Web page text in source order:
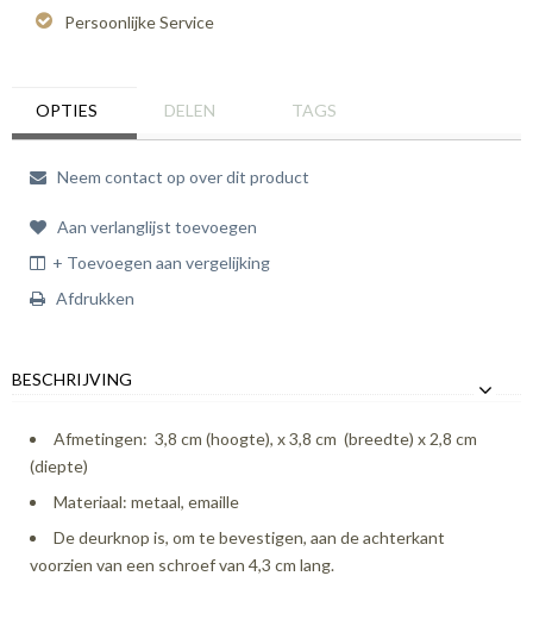
Persoonlijke Service
OPTIES DELEN TAGS
Neem contact op over dit product
Aan verlanglijst toevoegen
+ Toevoegen aan vergelijking
Afdrukken
BESCHRIJVING
Afmetingen: 3,8 cm (hoogte), x 3,8 cm (breedte) x 2,8 cm
(diepte)
Materiaal: metaal, emaille
De deurknop is, om te bevestigen, aan de achterkant
voorzien van een schroef van 4,3 cm lang.